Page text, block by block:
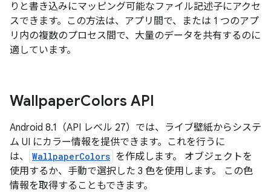
りと書き込みにマッピング可能なファイル記述子にアクセ
スできます。この方法は、アプリ間で、または 1 つのアプ
リ内の複数のプロセス間で、大量のデータを共有するのに
適しています。
WallpaperColors API
Android 8.1（API レベル 27）では、ライブ壁紙からシステ
ム UI にカラー情報を提供できます。これを行うに
は、
WallpaperColors を作成します。 オブジェクトを
使用するか、手動で選択した 3 色を使用します。 この色
情報を取得することもできます。